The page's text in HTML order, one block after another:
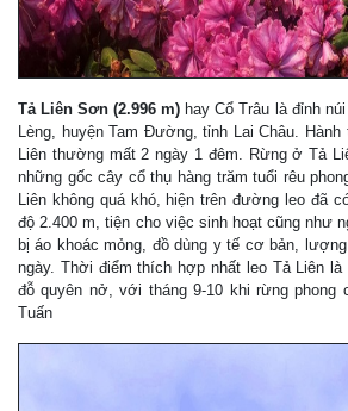
Tả Liên Sơn (2.996 m) hay Cổ Trâu là đỉnh
Lèng, huyện Tam Đường, tỉnh Lai Châu.
Liên thường mất 2 ngày 1 đêm. Rừng ở Tả
những gốc cây cổ thụ hàng trăm tuổi rêu
Liên không quá khó, hiện trên đường leo đã
độ 2.400 m, tiện cho việc sinh hoạt cũng như
bị áo khoác mỏng, đồ dùng y tế cơ bản,
ngày. Thời điểm thích hợp nhất leo Tả Liên là
đỗ quyên nở, với tháng 9-10 khi rừng phong
Tuấn